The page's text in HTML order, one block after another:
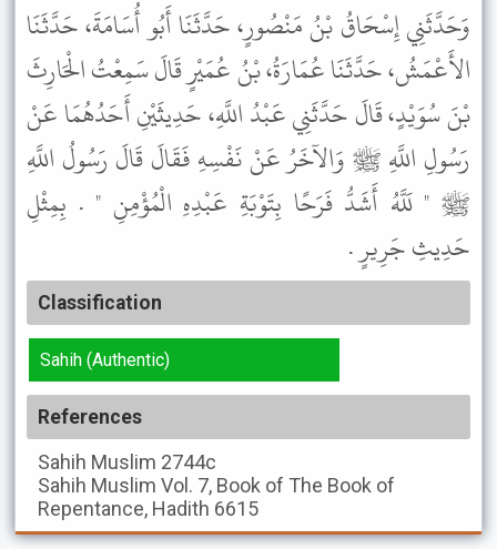
وَحَدَّثَنِي إِسْحَاقُ بْنُ مَنْصُورٍ، حَدَّثَنَا أَبُو أُسَامَةَ، حَدَّثَنَا
الأَعْمَشُ، حَدَّثَنَا عُمَارَةُ، بْنُ عُمَيْرٍ قَالَ سَمِعْتُ الْحَارِثَ
بْنَ سُوَيْدٍ، قَالَ حَدَّثَنِي عَبْدُ اللَّهِ، حَدِيثَيْنِ أَحَدُهُمَا عَنْ
رَسُولِ اللَّهِ ﷺ وَالآخَرُ عَنْ نَفْسِهِ فَقَالَ قَالَ رَسُولُ اللَّهِ
ﷺ " لَلَّهُ أَشَدُّ فَرَحًا بِتَوْبَةِ عَبْدِهِ الْمُؤْمِنِ " . بِمِثْلِ
حَدِيثِ جَرِيرٍ .
Classification
Sahih (Authentic)
References
Sahih Muslim 2744c
Sahih Muslim Vol. 7, Book of The Book of
Repentance, Hadith 6615